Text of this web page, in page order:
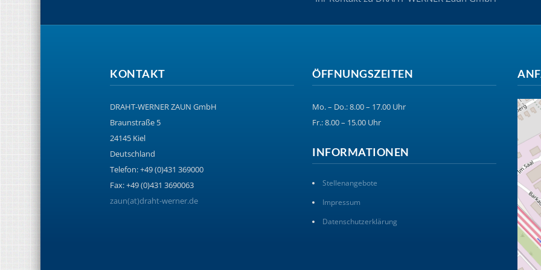
KONTAKT
DRAHT-WERNER ZAUN GmbH
Braunstraße 5
24145 Kiel
Deutschland
Telefon: +49 (0)431 369000
Fax: +49 (0)431 3690063
zaun(at)draht-werner.de
ÖFFNUNGSZEITEN
Mo. – Do.: 8.00 – 17.00 Uhr
Fr.: 8.00 – 15.00 Uhr
INFORMATIONEN
Stellenangebote
Impressum
Datenschutzerklärung